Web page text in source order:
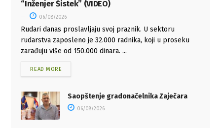
“Inženjer Šistek” (VIDEO)
06/08/2026
Rudari danas proslavljaju svoj praznik. U sektoru
rudarstva zaposleno je 32.000 radnika, koji u proseku
zarađuju više od 150.000 dinara. ...
READ MORE
Saopštenje gradonačelnika Zaječara
06/08/2026